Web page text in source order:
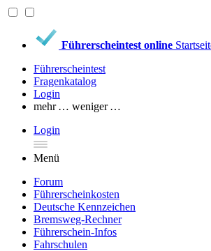
Führerscheintest online
Führerscheintest
Fragenkatalog
Login
mehr … weniger …
Login
Menü
Forum
Führerscheinkosten
Deutsche Kennzeichen
Bremsweg-Rechner
Führerschein-Infos
Fahrschulen